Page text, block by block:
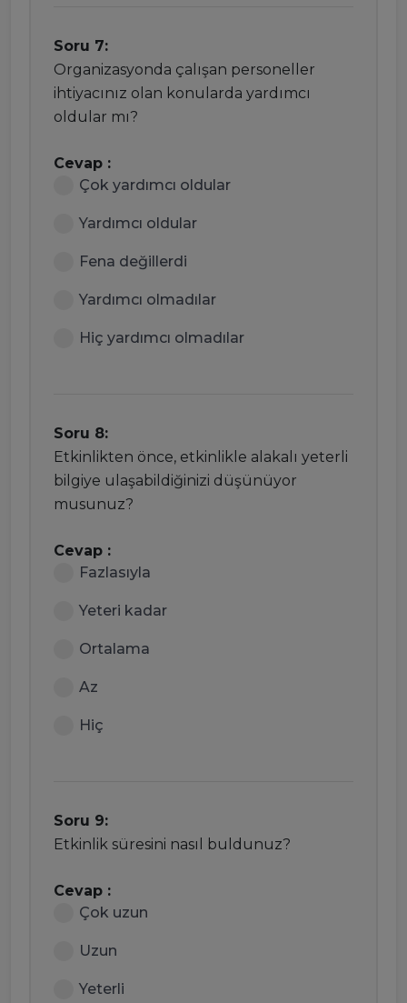
Soru 7:
Organizasyonda çalışan personeller
ihtiyacınız olan konularda yardımcı
oldular mı?
Cevap :
Çok yardımcı oldular
Yardımcı oldular
Fena değillerdi
Yardımcı olmadılar
Hiç yardımcı olmadılar
Soru 8:
Etkinlikten önce, etkinlikle alakalı yeterli
bilgiye ulaşabildiğinizi düşünüyor
musunuz?
Cevap :
Fazlasıyla
Yeteri kadar
Ortalama
Az
Hiç
Soru 9:
Etkinlik süresini nasıl buldunuz?
Cevap :
Çok uzun
Uzun
Yeterli